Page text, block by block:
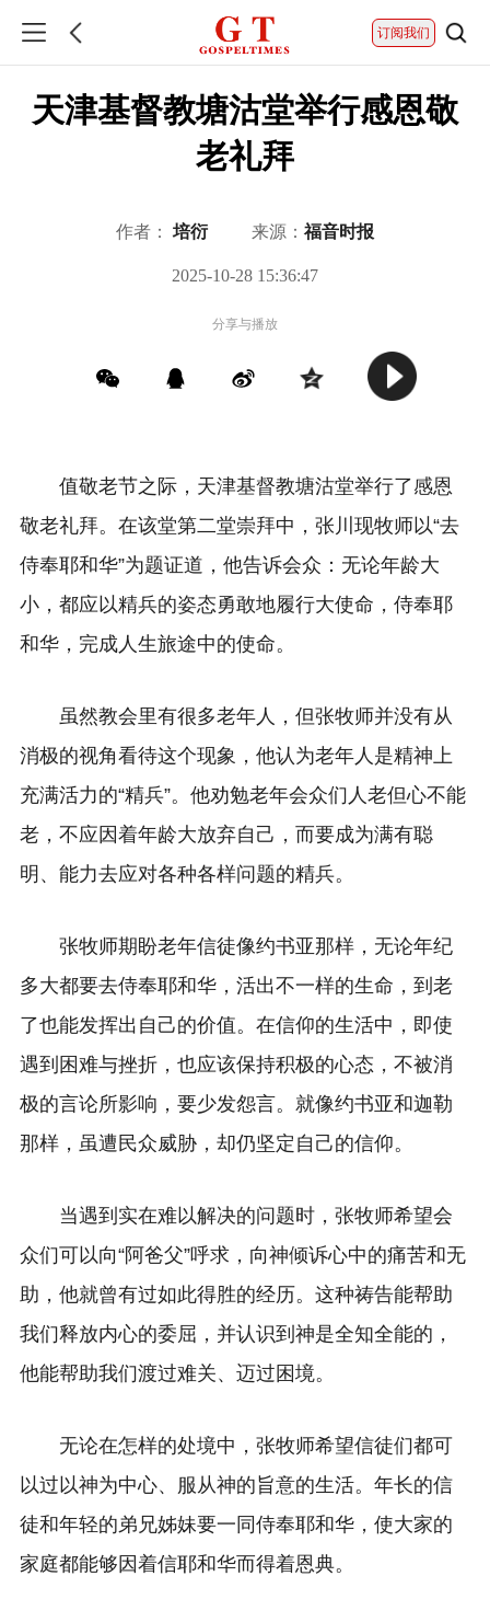
订阅我们
天津基督教塘沽堂举行感恩敬
老礼拜
作者： 培衍 来源： 福音时报
2025-10-28 15:36:47
分享与播放
值敬老节之际，天津基督教塘沽堂举行了感恩
敬老礼拜。在该堂第二堂崇拜中，张川现牧师以“去
侍奉耶和华”为题证道，他告诉会众：无论年龄大
小，都应以精兵的姿态勇敢地履行大使命，侍奉耶
和华，完成人生旅途中的使命。
虽然教会里有很多老年人，但张牧师并没有从
消极的视角看待这个现象，他认为老年人是精神上
充满活力的“精兵”。他劝勉老年会众们人老但心不能
老，不应因着年龄大放弃自己，而要成为满有聪
明、能力去应对各种各样问题的精兵。
张牧师期盼老年信徒像约书亚那样，无论年纪
多大都要去侍奉耶和华，活出不一样的生命，到老
了也能发挥出自己的价值。 在信仰的生活中，即使
遇到困难与挫折，也应该保持积极的心态，不被消
极的言论所影响，要少发怨言。就像约书亚和迦勒
那样，虽遭民众威胁，却仍坚定自己的信仰。
当遇到实在难以解决的问题时，张牧师希望会
众们可以向“阿爸父”呼求， 向神倾诉心中的痛苦和无
助， 他就曾有过如此得胜的经历。这种祷告能帮助
我们释放内心的委屈，并认识到神是全知全能的，
他能帮助我们渡过难关、迈过困境。
无论在怎样的处境中，张牧师希望信徒们都可
以过以神为中心、服从神的旨意的生活。年长的信
徒和年轻的弟兄姊妹要一同侍奉耶和华，使大家的
家庭都能够因着信耶和华而得着恩典。